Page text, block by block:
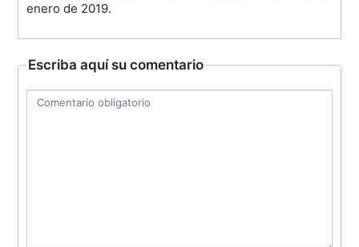
enero de 2019.
Escriba aquí su comentario